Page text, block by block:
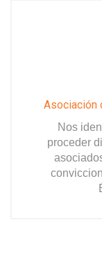
Asociación
Nos
proceder